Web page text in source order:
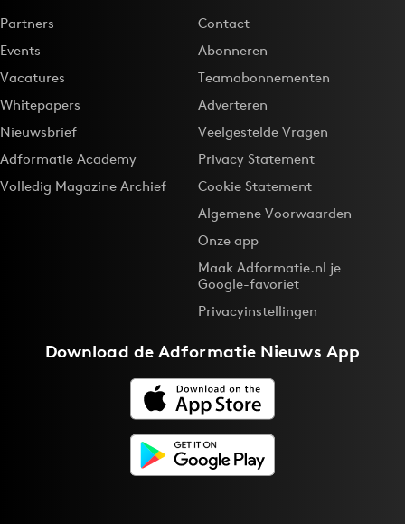
Partners
Events
Vacatures
Whitepapers
Nieuwsbrief
Adformatie Academy
Volledig Magazine Archief
Contact
Abonneren
Teamabonnementen
Adverteren
Veelgestelde Vragen
Privacy Statement
Cookie Statement
Algemene Voorwaarden
Onze app
Maak Adformatie.nl je
Google-favoriet
Privacyinstellingen
Download deAdformatie Nieuws App